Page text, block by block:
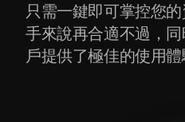
只需一鍵即可掌控您
手來說再合適不過，
戶提供了極佳的使用體